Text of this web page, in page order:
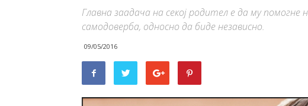
Главна заадача на секој родител е да му
самодоверба, односно да биде независно.
09/05/2016